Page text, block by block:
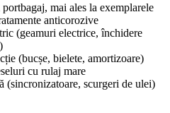
mai ales la exemplarele
anticorozive
(geamuri electrice, închidere
(bucșe, bielete, amortizoare)
cu rulaj mare
(sincronizatoare, scurgeri de ulei)